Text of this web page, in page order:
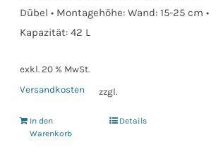
Dübel • Montagehöhe: Wand: 15-25 cm •
Kapazität: 42 L
exkl. 20 % MwSt.
zzgl.
Versandkosten
In den
Warenkorb
Details